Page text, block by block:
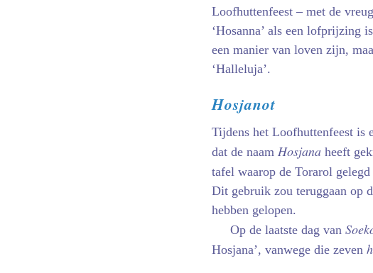
Loofhuttenfeest – met de
‘Hosanna’ als een lofprijzing
een manier van loven zijn,
‘Halleluja’.
Hosjanot
Tijdens het Loofhuttenfeest is
dat de naam Hosjana heeft
tafel waarop de Torarol
Dit gebruik zou teruggaan op
hebben gelopen.
Op de laatste dag van
Hosjana’, vanwege die zeven